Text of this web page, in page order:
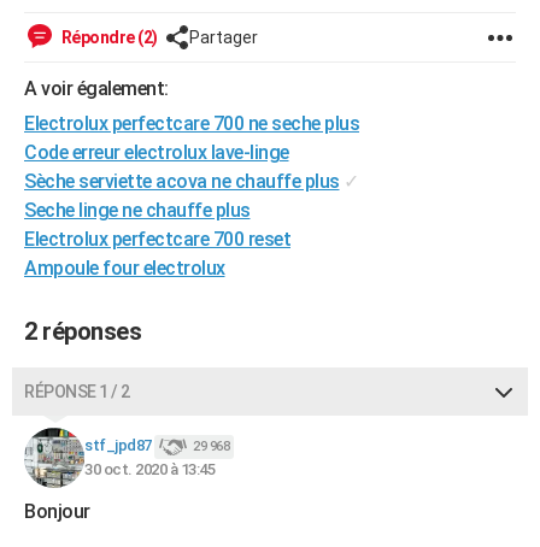
Répondre (2) Partager
A voir également:
Electrolux perfectcare 700 ne seche plus
Code erreur electrolux lave-linge
Sèche serviette acova ne chauffe plus ✓
Seche linge ne chauffe plus
Electrolux perfectcare 700 reset
Ampoule four electrolux
2 réponses
RÉPONSE 1 / 2
stf_jpd87 29 968
30 oct. 2020 à 13:45
Bonjour